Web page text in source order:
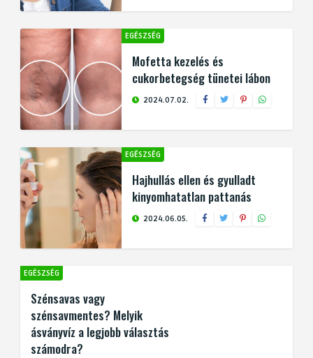
EGÉSZSÉG
Mofetta kezelés és
cukorbetegség tünetei lábon
2024.07.02.
EGÉSZSÉG
Hajhullás ellen és gyulladt
kinyomhatatlan pattanás
2024.06.05.
EGÉSZSÉG
Szénsavas vagy
szénsavmentes? Melyik
ásványvíz a legjobb választás
számodra?